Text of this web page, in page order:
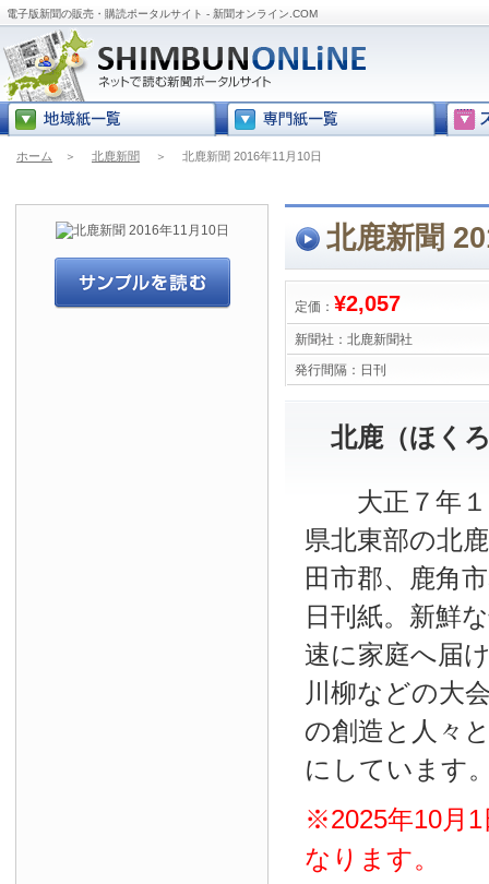
電子版新聞の販売・購読ポータルサイト - 新聞オンライン.COM
ホーム ＞ 北鹿新聞 ＞ 北鹿新聞 2016年11月10日
北鹿新聞
定価： ¥2,057
新聞社： 北鹿新聞社
発行間隔： 日刊
北鹿（ほく
大正７年１
県北東部の北
田市郡、鹿角
日刊紙。新鮮
速に家庭へ届
川柳などの大
の創造と人々
にしています
※2025年10月
なります。